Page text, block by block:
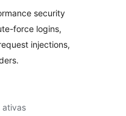
security
force logins,
injections,
ativas